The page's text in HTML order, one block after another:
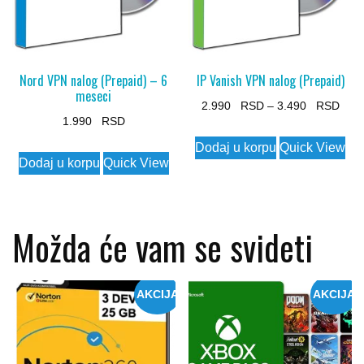
Nord VPN nalog (Prepaid) – 6
meseci
1.990
Dodaj u korpu Quick View
IP Vanish VPN nalog (Prepaid)
2.990 – 3.490
Price
Dodaj u korpu
This
product
The
may
be
chosen
on
Quick View
Možda će vam se svideti
AKCIJA AKCIJA